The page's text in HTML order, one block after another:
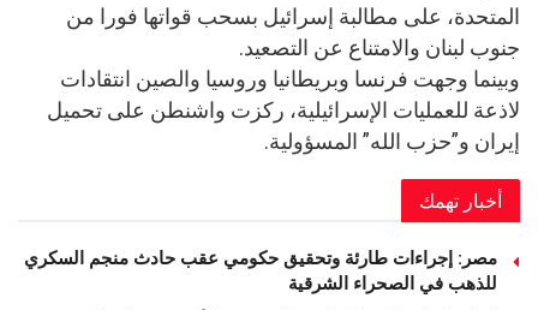
المتحدة، على مطالبة إسرائيل بسحب قواتها فورا من
جنوب لبنان والامتناع عن التصعيد.
وبينما وجهت فرنسا وبريطانيا وروسيا والصين انتقادات
لاذعة للعمليات الإسرائيلية، ركزت واشنطن على تحميل
إيران و”حزب الله” المسؤولية.
أخبار تهمك
مصر: إجراءات طارئة وتحقيق حكومي عقب حادث منجم السكري
للذهب في الصحراء الشرقية